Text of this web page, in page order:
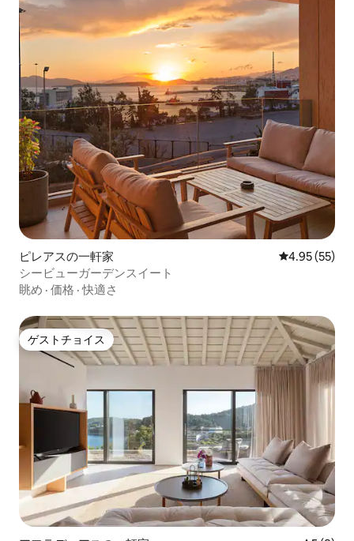
ピレアスの一軒家 レビュー55
4.95 (55)
シービューガーデンスイート
眺め · 価格 ·快適さ
ゲストチョイス
ゲストチョイス